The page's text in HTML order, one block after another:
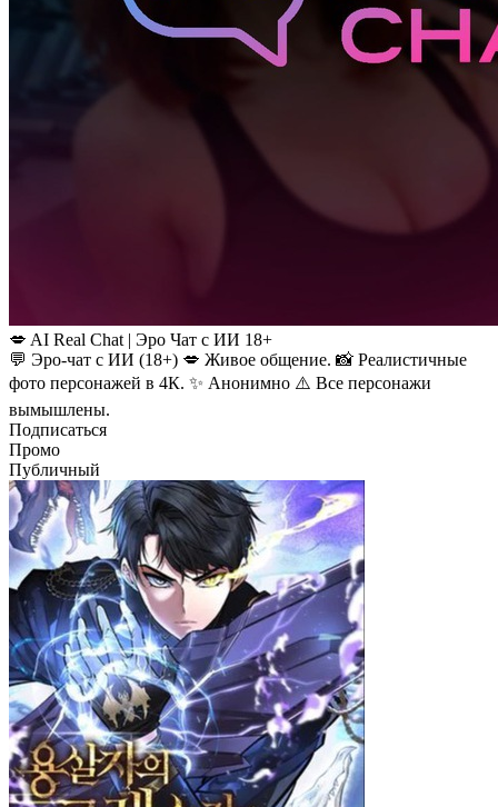
💋 AI Real Chat | Эро Чат с ИИ 18+
💬 Эро-чат с ИИ (18+) 💋 Живое общение. 📸 Реалистичные
фото персонажей в 4К. ✨ Анонимно ⚠️ Все персонажи
вымышлены.
Подписаться
Промо
Публичный